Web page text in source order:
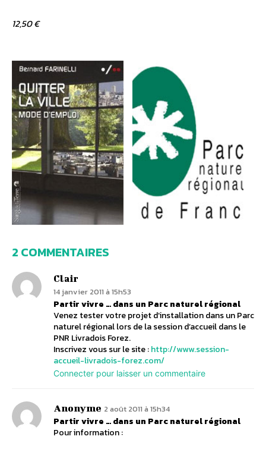
12,50 €
2 COMMENTAIRES
Clair
14 janvier 2011 à 15h53
Partir vivre … dans un Parc naturel régional
Venez tester votre projet d’installation dans un Parc
naturel régional lors de la session d’accueil dans le
PNR Livradois Forez.
Inscrivez vous sur le site :http://www.session-
accueil-livradois-forez.com/
Connecter pour laisser un commentaire
Anonyme 2 août 2011 à 15h34
Partir vivre … dans un Parc naturel régional
Pour information :